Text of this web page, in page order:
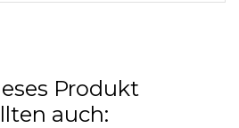
Produkt
auch: